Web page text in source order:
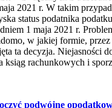
2021 r. W takim
status podatnika
1 maja 2021 r.
w jakiej formie,
ta decyzja. Niejasności
ksiąg rachunkowych i
podwójne